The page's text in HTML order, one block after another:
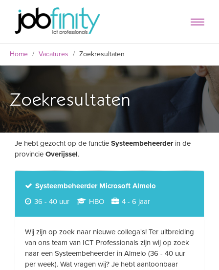
Home / Vacatures / Zoekresultaten
Zoekresultaten
Je hebt gezocht op de functie Systeembeheerderin de
provincie Overijssel.
Systeembeheerder Microsoft Almelo
36 - 40 uur
HBO 4 - 6 jaar
Wij zijn op zoek naar nieuwe collega's! Ter uitbreiding
van ons team van ICT Professionals zijn wij op zoek
naar een Systeembeheerder in Almelo (36 - 40 uur
per week). Wat vragen wij? Je hebt aantoonbaar